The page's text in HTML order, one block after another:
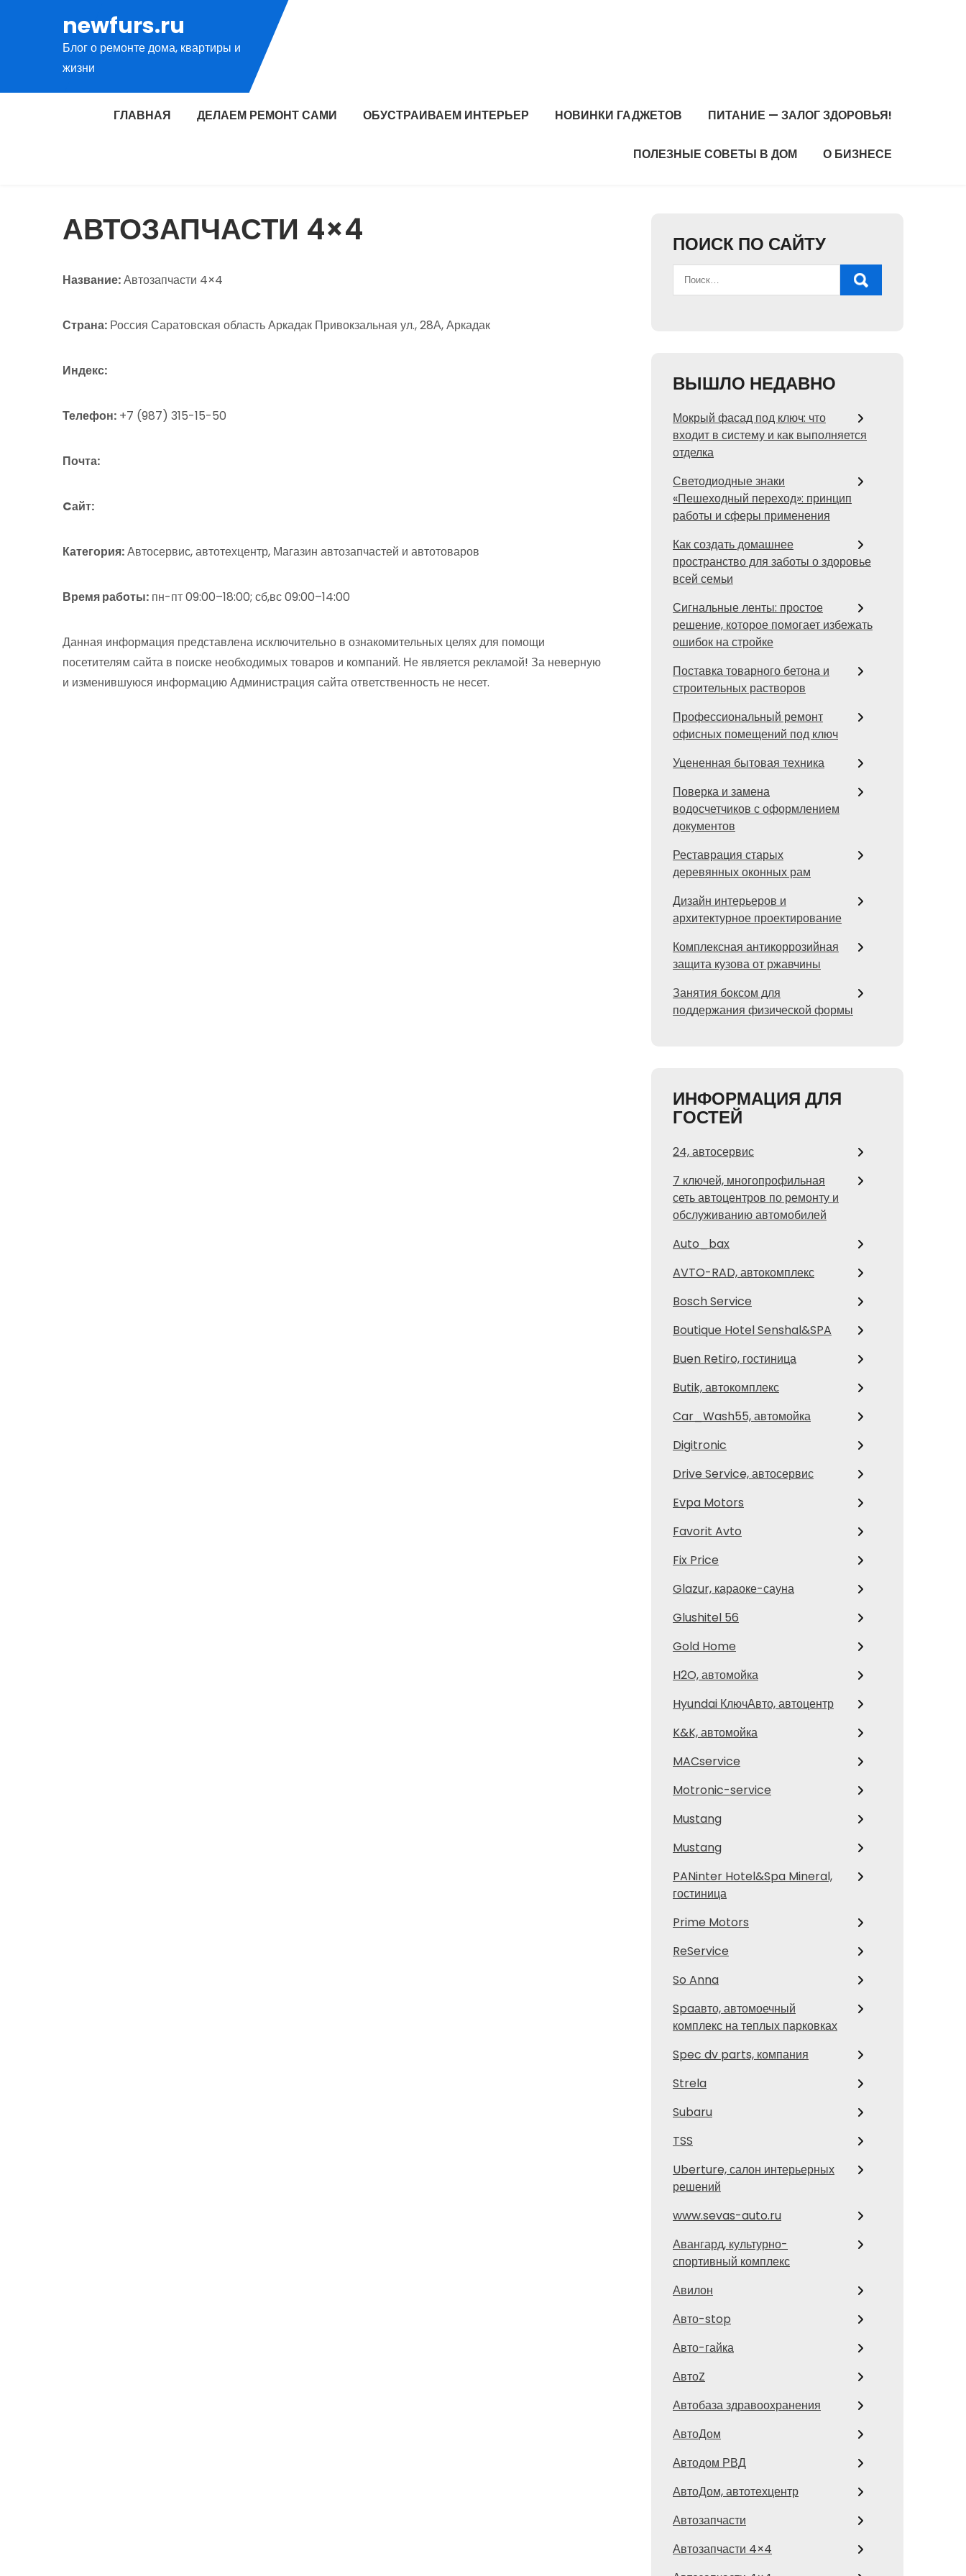
содержимому
newfurs.ru
Блог о ремонте дома, квартиры и
жизни
ГЛАВНАЯ ДЕЛАЕМ РЕМОНТ САМИ ОБУСТРАИВАЕМ ИНТЕРЬЕР НОВИНКИ ГАДЖЕТОВ ПИТАНИЕ — ЗАЛОГ ЗДОРОВЬЯ!
ПОЛЕЗНЫЕ СОВЕТЫ В ДОМ О БИЗНЕСЕ
АВТОЗАПЧАСТИ 4×4
Название:Автозапчасти 4×4
Страна: Россия Саратовская область Аркадак Привокзальная ул., 28А, Аркадак
Индекс:
Телефон: +7 (987) 315-15-50
Почта:
Cайт:
Категория:Автосервис, автотехцентр, Магазин автозапчастей и автотоваров
Время работы: пн-пт 09:00–18:00; сб,вс 09:00–14:00
Данная информация представлена исключительно в ознакомительных целях для помощи
посетителям сайта в поиске необходимых товаров и компаний. Не является рекламой! За неверную
и изменившуюся информацию Администрация сайта ответственность не несет.
ПОИСК ПО САЙТУ
ВЫШЛО НЕДАВНО
Мокрый фасад под ключ: что
входит в систему и как выполняется
отделка
Светодиодные знаки
«Пешеходный переход»: принцип
работы и сферы применения
Как создать домашнее
пространство для заботы о здоровье
всей семьи
Сигнальные ленты: простое
решение, которое помогает избежать
ошибок на стройке
Поставка товарного бетона и
строительных растворов
Профессиональный ремонт
офисных помещений под ключ
Уцененная бытовая техника
Поверка и замена
водосчетчиков с оформлением
документов
Реставрация старых
деревянных оконных рам
Дизайн интерьеров и
архитектурное проектирование
Комплексная антикоррозийная
защита кузова от ржавчины
Занятия боксом для
поддержания физической формы
ИНФОРМАЦИЯ ДЛЯ
ГОСТЕЙ
24, автосервис
7 ключей, многопрофильная
сеть автоцентров по ремонту и
обслуживанию автомобилей
Auto_bax
AVTO-RAD, автокомплекс
Bosch Service
Boutique Hotel Senshal&SPA
Buen Retiro, гостиница
Butik, автокомплекс
Car_Wash55, автомойка
Digitronic
Drive Service, автосервис
Evpa Motors
Favorit Avto
Fix Price
Glazur, караоке-сауна
Glushitel 56
Gold Home
H2O, автомойка
Hyundai КлючАвто, автоцентр
K&K, автомойка
MACservice
Motronic-service
Mustang
Mustang
PANinter Hotel&Spa Mineral,
гостиница
Prime Motors
ReService
So Anna
Spaавто, автомоечный
комплекс на теплых парковках
Spec dv parts, компания
Strela
Subaru
TSS
Uberture, салон интерьерных
решений
www.sevas-auto.ru
Авангард, культурно-
спортивный комплекс
Авилон
Авто-stop
Авто-гайка
АвтоZ
Автобаза здравоохранения
АвтоДом
Автодом РВД
АвтоДом, автотехцентр
Автозапчасти
Автозапчасти 4×4